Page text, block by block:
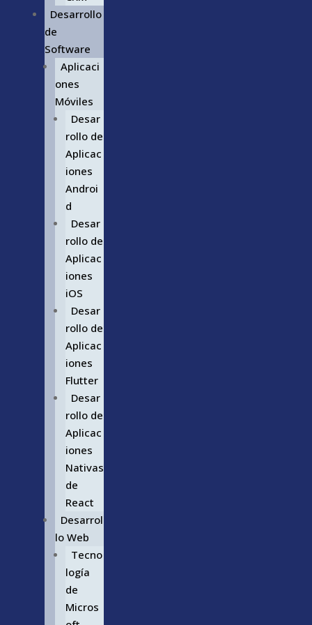
Desarrollo
de
Software
Aplicaci
ones
Móviles
Desar
rollo de
Aplicac
iones
Androi
d
Desar
rollo de
Aplicac
iones
iOS
Desar
rollo de
Aplicac
iones
Flutter
Desar
rollo de
Aplicac
iones
Nativas
de
React
Desarrol
lo Web
Tecno
logía
de
Micros